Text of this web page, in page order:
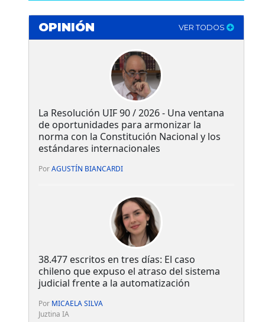
OPINIÓN VER TODOS
La Resolución UIF 90 / 2026 - Una ventana
de oportunidades para armonizar la
norma con la Constitución Nacional y los
estándares internacionales
PorAGUSTÍN BIANCARDI
38.477 escritos en tres días: El caso
chileno que expuso el atraso del sistema
judicial frente a la automatización
Por MICAELA SILVA
Juztina IA